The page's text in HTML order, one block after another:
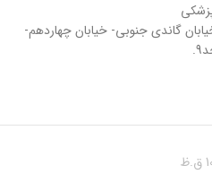
گاندی جنوبی- خیابان چهاردهم-